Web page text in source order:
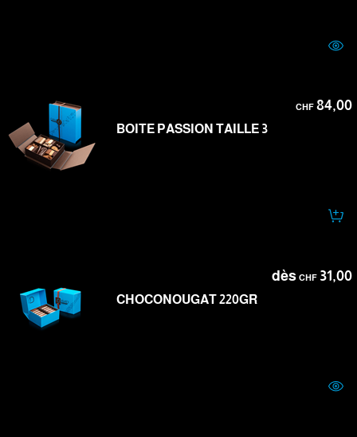
CHF84,00
BOITE PASSION TAILLE 3
dès CHF31,00
CHOCONOUGAT 220GR